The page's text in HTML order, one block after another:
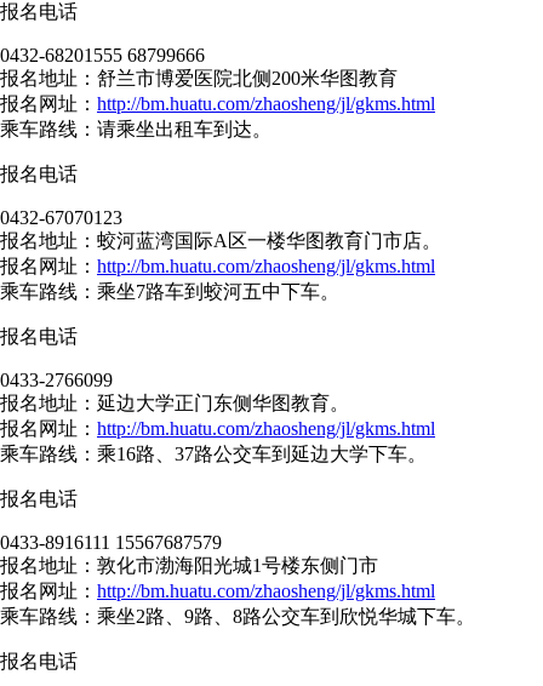
报名电话
0432-68201555 68799666
报名地址：舒兰市博爱医院北侧200米华图教育
报名网址： http://bm.huatu.com/zhaosheng/jl/gkms.html
乘车路线：请乘坐出租车到达。
报名电话
0432-67070123
报名地址：蛟河蓝湾国际A区一楼华图教育门市店。
报名网址： http://bm.huatu.com/zhaosheng/jl/gkms.html
乘车路线：乘坐7路车到蛟河五中下车。
报名电话
0433-2766099
报名地址：延边大学正门东侧华图教育。
报名网址： http://bm.huatu.com/zhaosheng/jl/gkms.html
乘车路线：乘16路、37路公交车到延边大学下车。
报名电话
0433-8916111 15567687579
报名地址：敦化市渤海阳光城1号楼东侧门市
报名网址： http://bm.huatu.com/zhaosheng/jl/gkms.html
乘车路线：乘坐2路、9路、8路公交车到欣悦华城下车。
报名电话